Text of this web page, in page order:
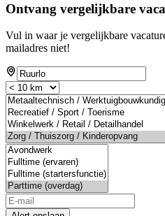
Ontvang vergelijkbare
Vul in waar je vergelijkbare
mailadres niet!